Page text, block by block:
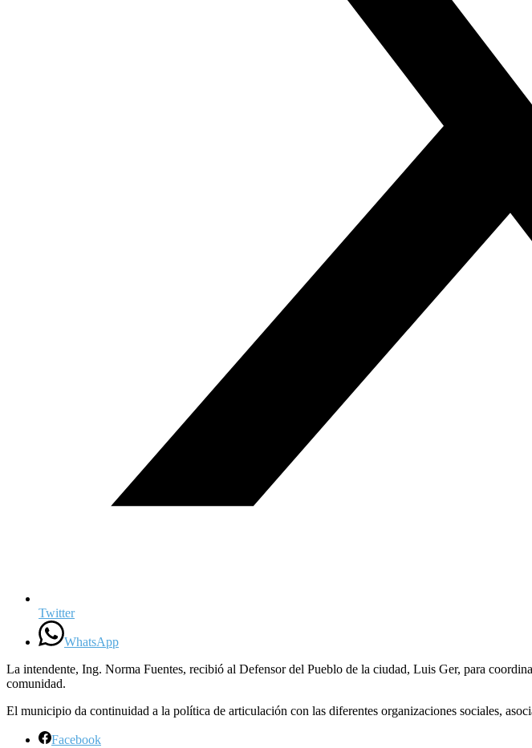
Twitter
WhatsApp
La intendente, Ing. Norma Fuentes, recibió al Defensor del Pueblo de la ciudad, Luis Ger, para
comunidad.
El municipio da continuidad a la política de articulación con las diferentes organizaciones sociales,
Facebook